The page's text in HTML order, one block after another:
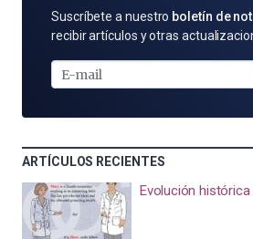
SUSCRÍBETE
POR
MAIL
Suscríbete a nuestro boletín de
recibir artículos y otras
ARTÍCULOS RECIENTES
Evolución